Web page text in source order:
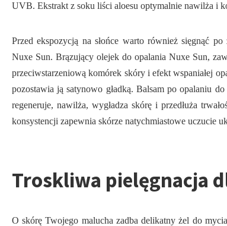
UVB. Ekstrakt z soku liści aloesu optymalnie nawilża i
Przed ekspozycją na słońce warto również sięgnąć
Nuxe Sun. Brązujący olejek do opalania Nuxe Sun,
przeciwstarzeniową komórek skóry i efekt wspaniałej
pozostawia ją satynowo gładką. Balsam po opalaniu
regeneruje, nawilża, wygładza skórę i przedłuża
konsystencji zapewnia skórze natychmiastowe uczucie
Troskliwa pielęgnacja
O skórę Twojego malucha zadba delikatny żel do